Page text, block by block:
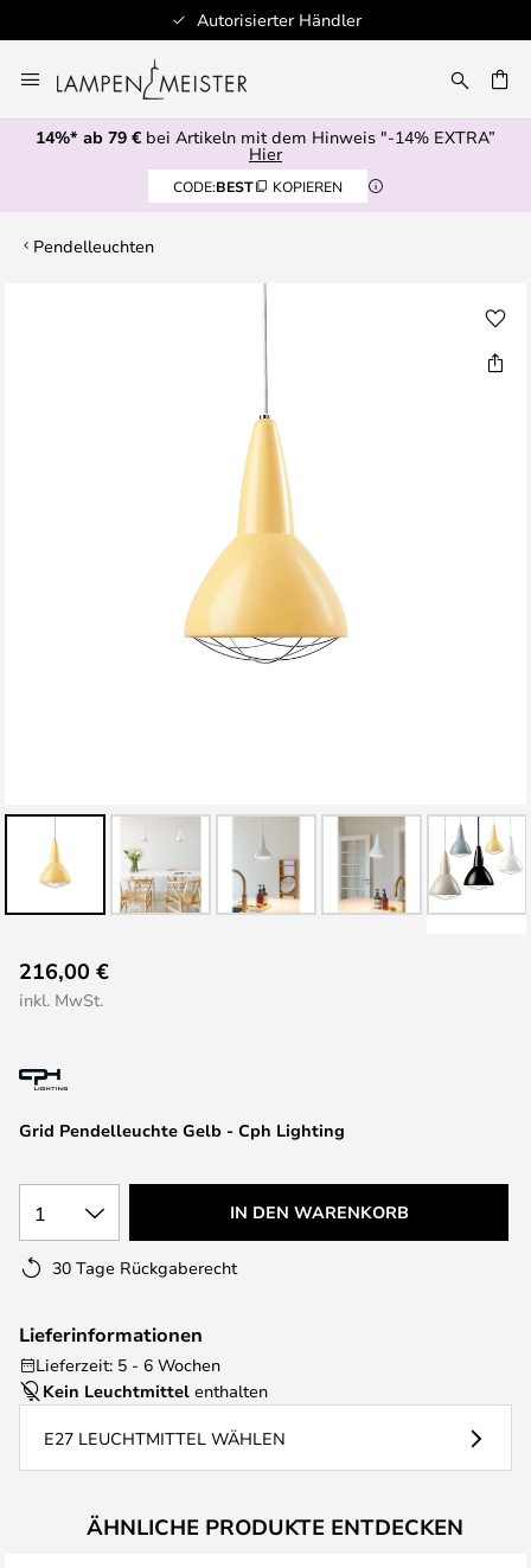
Autorisierter Händler
Inhalt
springen
14%* ab 79 € bei Artikeln mit dem Hinweis "-14% EXTRA”
Hier
CODE:BEST KOPIEREN
Pendelleuchten
Anfang
der
springen
Grid Pendelleuchte Gelb - Cph Lighting
216,00 €
inkl. MwSt.
1 IN DEN WARENKORB
30 Tage Rückgaberecht
Lieferinformationen
Lieferzeit: 5 - 6 Wochen
Kein Leuchtmittel enthalten
E27 LEUCHTMITTEL WÄHLEN
ÄHNLICHE PRODUKTE ENTDECKEN